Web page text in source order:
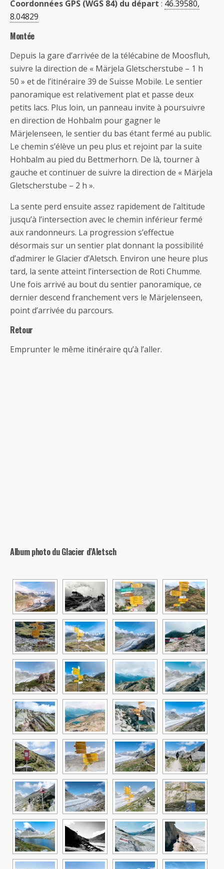
Coordonnées GPS (WGS 84) du départ : 46.39580,
8.04829
Montée
Depuis la gare d’arrivée de la télécabine de Moosfluh,
suivre la direction de « Märjela Gletscherstube – 1 h
50 » et de l’itinéraire 39 de Suisse Mobile. Le sentier
panoramique est relativement plat et passe deux
petits lacs. Plus loin, un panneau invite à poursuivre
en direction de Hohbalm pour gagner le
Märjelenseen, le sentier du bas étant fermé au public.
Le chemin s’élève un peu plus et rejoint par la suite
Hohbalm au pied du Bettmerhorn. De là, tourner à
gauche et continuer de suivre la direction de « Märjela
Gletscherstube – 2 h ».
La sente perd ensuite assez rapidement de l’altitude
jusqu’à l’intersection avec le chemin inférieur fermé
aux randonneurs. La progression s’effectue
désormais sur un sentier plat donnant la possibilité
d’admirer le Glacier d’Aletsch. Environ une heure plus
tard, la sente atteint l’intersection de Roti Chumme.
Une fois arrivé au bout du sentier panoramique, ce
dernier descend franchement vers le Märjelenseen,
point d’arrivée du parcours.
Retour
Emprunter le même itinéraire qu’à l’aller.
Album photo du Glacier d’Aletsch